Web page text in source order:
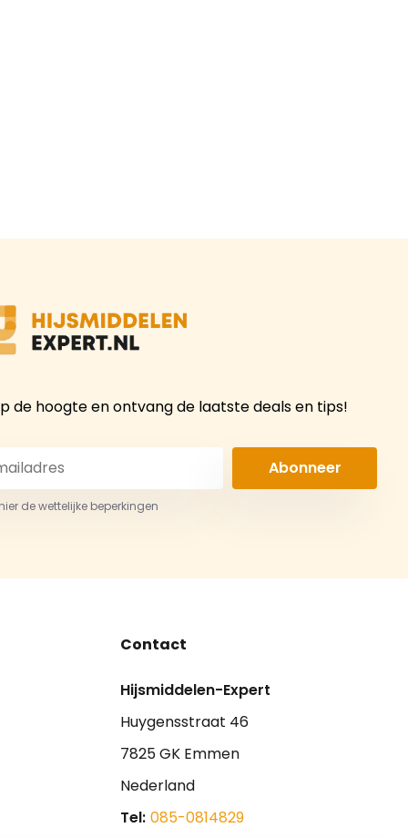
de hoogte en ontvang de laatste deals en tips!
Abonneer
de wettelijke beperkingen
Contact
Hijsmiddelen-Expert
Huygensstraat 46
7825 GK Emmen
Nederland
Tel: 085-0814829